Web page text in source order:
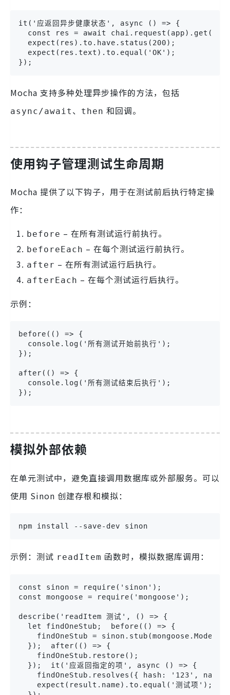
it('应返回异步健康状态', async () => {
const res = await chai.request(app).get('/
  expect(res).to.have.status(200);
  expect(res.text).to.equal('OK');
});
Mocha 支持多种处理异步操作的方法，包括
async/await 、 then 和回调。
使用钩子管理测试生命周期
Mocha 提供了以下钩子，用于在测试前后执行特定操
作：
before – 在所有测试运行前执行。
beforeEach – 在每个测试运行前执行。
after – 在所有测试运行后执行。
afterEach – 在每个测试运行后执行。
示例：
before(() => {
  console.log('所有测试开始前执行');
});
after(() => {
  console.log('所有测试结束后执行');
});
模拟外部依赖
在单元测试中，避免直接调用数据库或外部服务。可以
使用 Sinon 创建存根和模拟：
npm install --save-dev sinon
示例：测试 readItem 函数时，模拟数据库调用：
const sinon = require('sinon');
const mongoose = require('mongoose');
describe('readItem 测试', () => {
  let findOneStub;  before(() => {
findOneStub = sinon.stub(mongoose.Model,
  });  after(() => {
    findOneStub.restore();
  });  it('应返回指定的项', async () => {
findOneStub.resolves({ hash: '123',
    expect(result.name).to.equal('测试项');